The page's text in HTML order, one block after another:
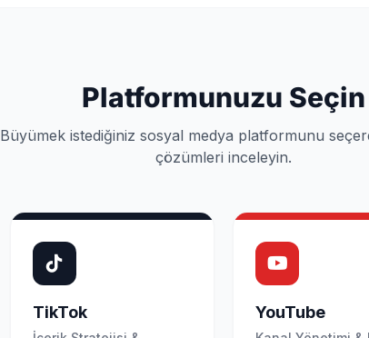
Platformunuzu Seçin
Büyümek istediğiniz sosyal medya platformunu
çözümleri inceleyin.
TikTok YouTube